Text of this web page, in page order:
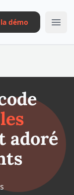
démo
adoré